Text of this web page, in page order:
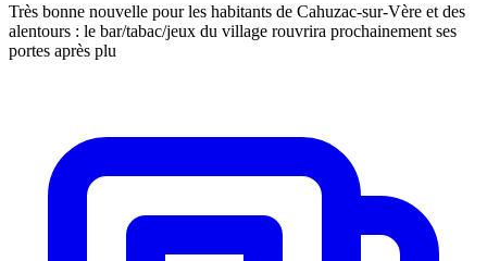
Très bonne nouvelle pour les habitants de Cahuzac-sur-Vère et des
alentours : le bar/tabac/jeux du village rouvrira prochainement ses
portes après plu